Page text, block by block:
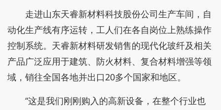
走进山东天睿新材料科技股份公司生产车间，自
动化生产线有序运转，工人们在各自岗位上熟练操作
控制系统。天睿新材料研发销售的现代化玻纤及相关
产品广泛应用于建筑、防火材料、复合材料增强等领
域，销往全国各地并出口20多个国家和地区。
“这是我们刚刚购入的高新设备，在整个行业也